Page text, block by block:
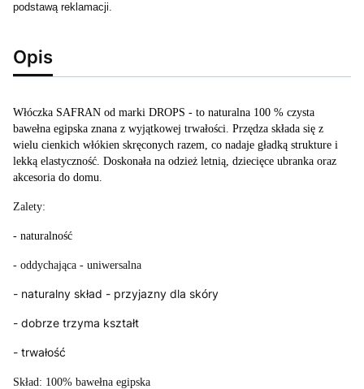
podstawą reklamacji.
Opis
Włóczka SAFRAN od marki DROPS - to naturalna 100 % czysta
bawełna egipska znana z wyjątkowej trwałości. Przędza składa się z
wielu cienkich włókien skręconych razem, co nadaje gładką strukture i
lekką elastyczność. Doskonała na odzież letnią, dziecięce ubranka oraz
akcesoria do domu.
Zalety:
- naturalność
- oddychająca - uniwersalna
- naturalny skład - przyjazny dla skóry
- dobrze trzyma kształt
- trwałość
Skład: 100% bawełna egipska